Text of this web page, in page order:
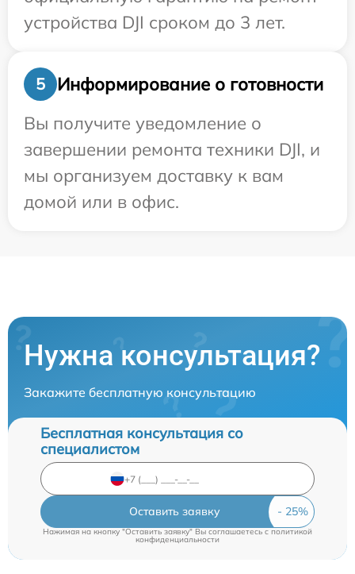
устройства DJI сроком до 3 лет.
5
Информирование о готовности
Вы получите уведомление о
завершении ремонта техники DJI, и
мы организуем доставку к вам
домой или в офис.
Нужна консультация?
Закажите бесплатную консультацию
Бесплатная консультация со
специалистом
Оставить заявку
Нажимая на кнопку "Оставить заявку" Вы соглашаетесь c политикой
конфиденциальности